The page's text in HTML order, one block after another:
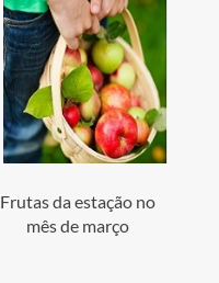
Frutas da estação no
mês de março